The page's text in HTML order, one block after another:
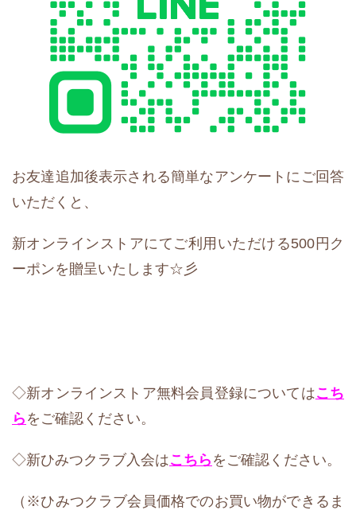
お友達追加後表示される簡単なアンケートにご回答
いただくと、
新オンラインストアにてご利用いただける500円ク
ーポンを贈呈いたします☆彡
◇新オンラインストア無料会員登録についてはこち
ら をご確認ください。
◇新ひみつクラブ入会はこちら をご確認ください。
（※ひみつクラブ会員価格でのお買い物ができるま